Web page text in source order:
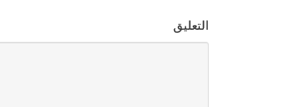
التعليق